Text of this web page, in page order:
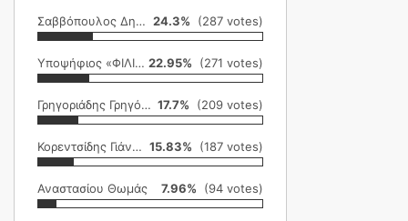
Σαββόπουλος Δημήτρης 24.3% (287 votes)
Υποψήφιος «ΦΙΛΙΚΗ ΕΤΑΙΡΕΙΑ» 22.95% (271 votes)
Γρηγοριάδης Γρηγόρης 17.7% (209 votes)
Κορεντσίδης Γιάννης 15.83% (187 votes)
Αναστασίου Θωμάς 7.96% (94 votes)